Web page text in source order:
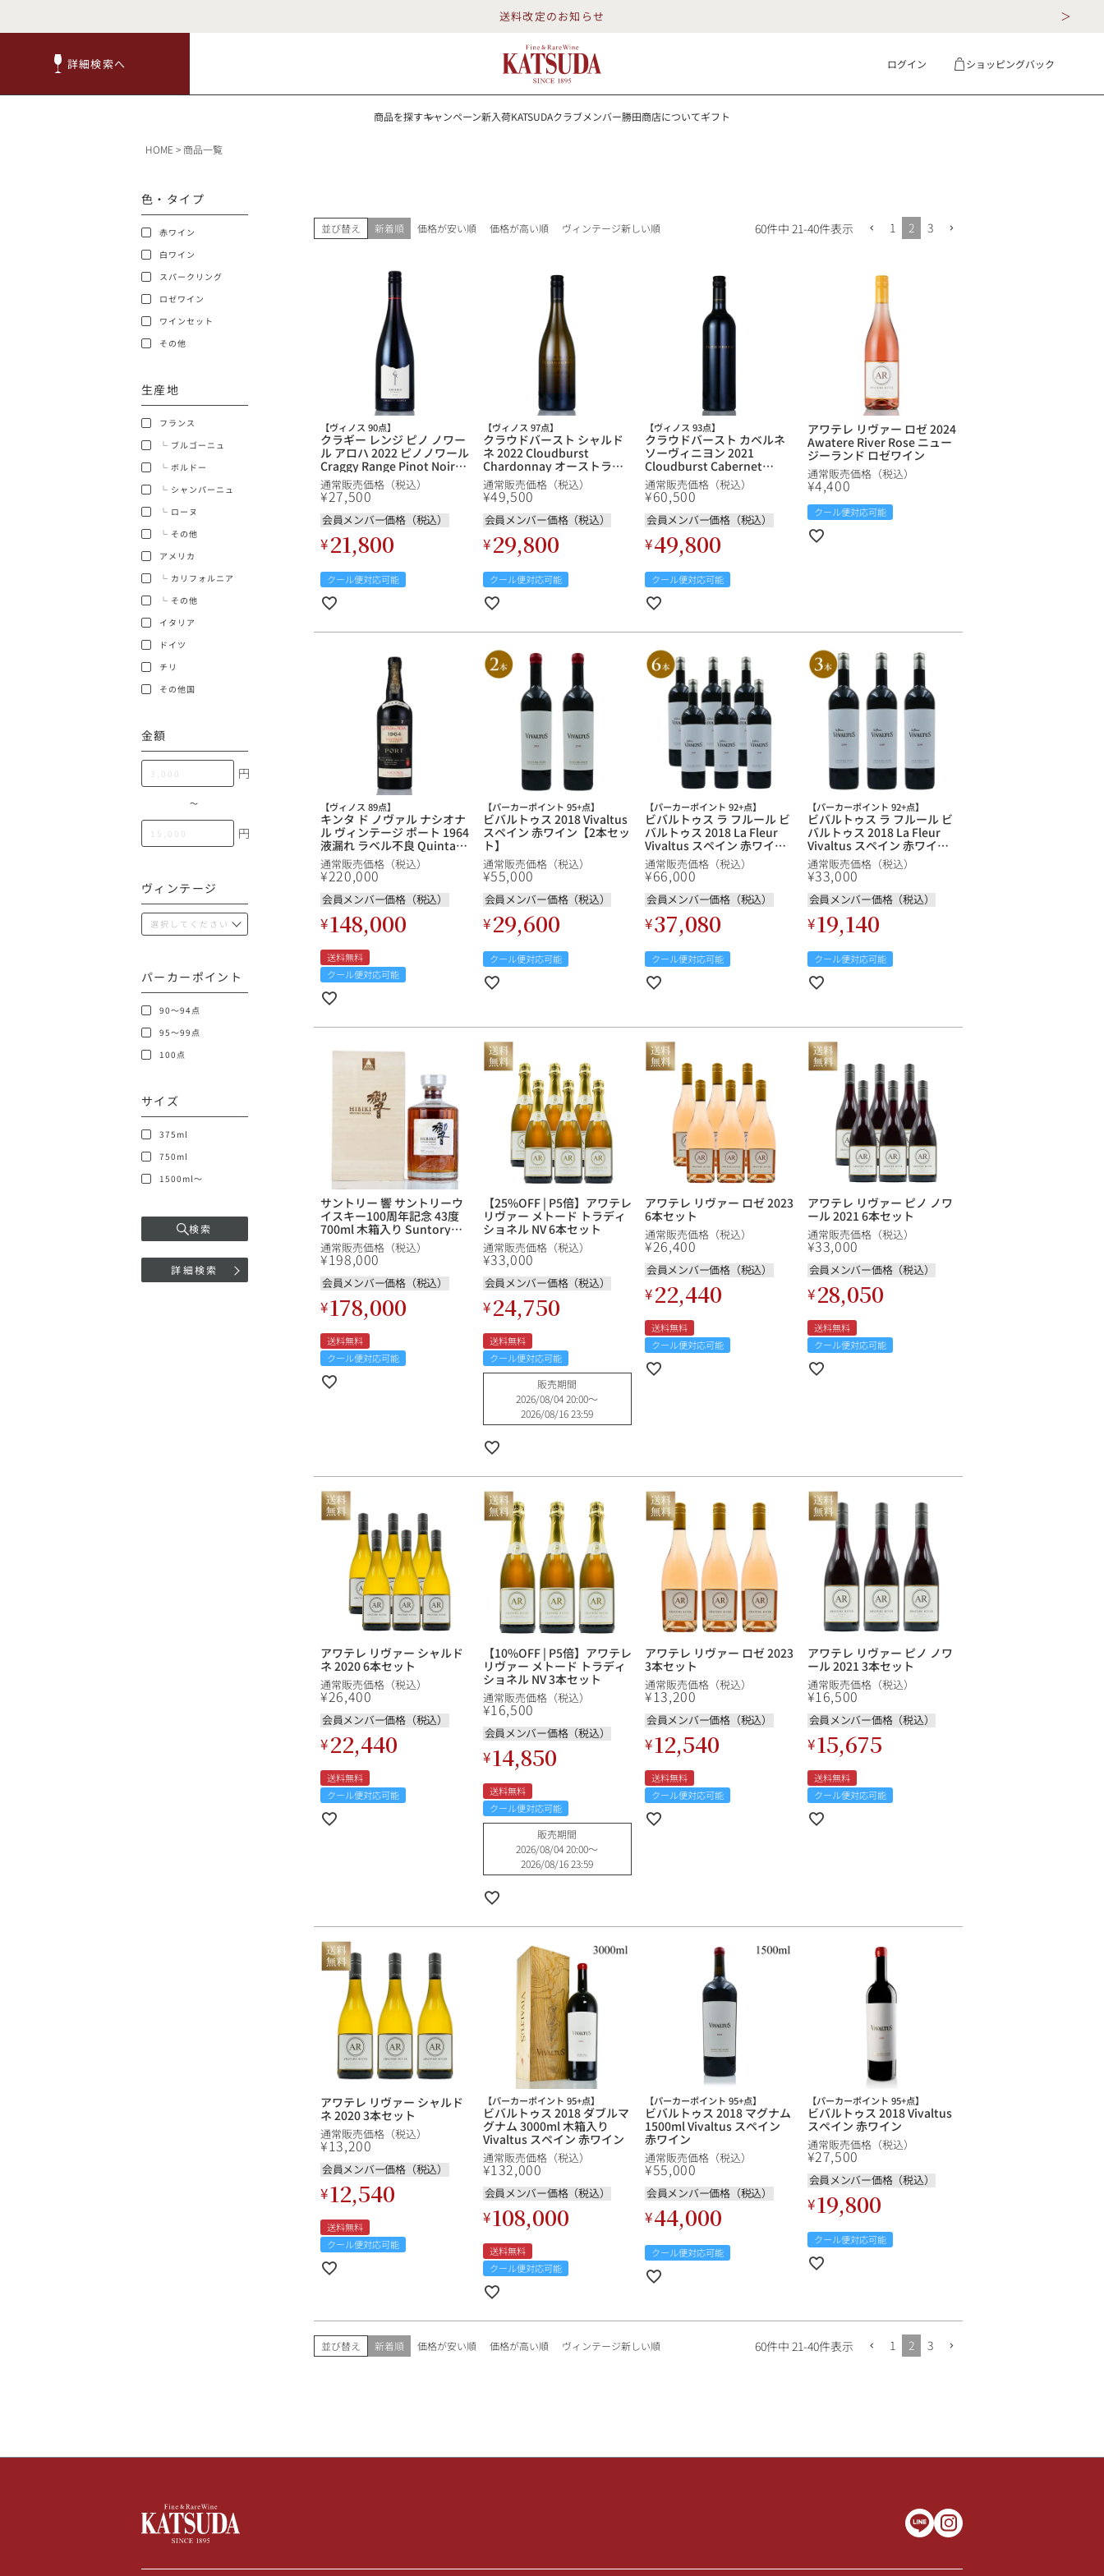
送料改定のお知らせ
詳細検索へ ログイン ショッピングバック
商品を探すキャンペーン新入荷KATSUDAクラブメンバー勝田商店についてギフト
送料改定のお知らせ
詳細検索する
勝田商店について
ギフトラッピング
銘柄から探す
DRC ルロワ
サロン ルイ・ロデレール
スクリーミング・
イーグル
シャンパーニュ
カリフォルニア
その他
イタリア ドイツ
種類で探す
赤ワイン 白ワイン
スパークリング ロゼワイン
ワインセット
10,000円〜39,999円
100,000円〜199,999円
200,000円〜499,999円
500,000円〜
メルマガ
お問い合わせ
HOME 商品一覧
色・タイプ
赤ワイン
白ワイン
スパークリング
ロゼワイン
ワインセット
その他
生産地
フランス
└ ブルゴーニュ
└ ボルドー
└ シャンパーニュ
└ ローヌ
└ その他
アメリカ
└ カリフォルニア
└ その他
イタリア
ドイツ
チリ
その他国
金額
円
〜
円
ヴィンテージ
パーカーポイント
90～94点
95～99点
100点
サイズ
375ml
750ml
1500ml～
検索
詳細検索
並び替え 新着順 価格が安い順 価格が高い順 ヴィンテージ新しい順 60件中 21-40件表示 1 2 3
【ヴィノス 90点】
クラギー レンジ ピノ ノワー
ル アロハ 2022 ピノノワール
Craggy Range Pinot Noir
Aroha ニュージーランド 赤
ワイン
通常販売価格（税込）
¥27,500
会員メンバー価格（税込）
¥21,800
クール便対応可能
【ヴィノス 97点】
クラウドバースト シャルド
ネ 2022 Cloudburst
Chardonnay オーストラリ
ア 白ワイン
通常販売価格（税込）
¥49,500
会員メンバー価格（税込）
¥29,800
クール便対応可能
【ヴィノス 93点】
クラウドバースト カベルネ
ソーヴィニヨン 2021
Cloudburst Cabernet
Sauvignon オーストラリア
赤ワイン
通常販売価格（税込）
¥60,500
会員メンバー価格（税込）
¥49,800
クール便対応可能
アワテレ リヴァー ロゼ 2024
Awatere River Rose ニュー
ジーランド ロゼワイン
通常販売価格（税込）
¥4,400
クール便対応可能
【ヴィノス 89点】
キンタ ド ノヴァル ナシオナ
ル ヴィンテージ ポート 1964
液漏れ ラベル不良 Quinta
do Noval Nacional Vintage
Port ポルトガル 赤ワイン
【ol】
通常販売価格（税込）
¥220,000
会員メンバー価格（税込）
¥148,000
送料無料
クール便対応可能
【パーカーポイント 95+点】
ビバルトゥス 2018 Vivaltus
スペイン 赤ワイン【2本セッ
ト】
通常販売価格（税込）
¥55,000
会員メンバー価格（税込）
¥29,600
クール便対応可能
【パーカーポイント 92+点】
ビバルトゥス ラ フルール ビ
バルトゥス 2018 La Fleur
Vivaltus スペイン 赤ワイン
【6本セット】
通常販売価格（税込）
¥66,000
会員メンバー価格（税込）
¥37,080
クール便対応可能
【パーカーポイント 92+点】
ビバルトゥス ラ フルール ビ
バルトゥス 2018 La Fleur
Vivaltus スペイン 赤ワイン
【3本セット】
通常販売価格（税込）
¥33,000
会員メンバー価格（税込）
¥19,140
クール便対応可能
サントリー 響 サントリーウ
イスキー100周年記念 43度
700ml 木箱入り Suntory
Hibiki 100th Anniversary
Blend 日本 ウイスキー
通常販売価格（税込）
¥198,000
会員メンバー価格（税込）
¥178,000
送料無料
クール便対応可能
【25%OFF | P5倍】アワテレ
リヴァー メトード トラディ
ショネル NV 6本セット
通常販売価格（税込）
¥33,000
会員メンバー価格（税込）
¥24,750
送料無料
クール便対応可能
販売期間
2026/08/04 20:00〜
2026/08/16 23:59
アワテレ リヴァー ロゼ 2023
6本セット
通常販売価格（税込）
¥26,400
会員メンバー価格（税込）
¥22,440
送料無料
クール便対応可能
アワテレ リヴァー ピノ ノワ
ール 2021 6本セット
通常販売価格（税込）
¥33,000
会員メンバー価格（税込）
¥28,050
送料無料
クール便対応可能
アワテレ リヴァー シャルド
ネ 2020 6本セット
通常販売価格（税込）
¥26,400
会員メンバー価格（税込）
¥22,440
送料無料
クール便対応可能
【10%OFF | P5倍】アワテレ
リヴァー メトード トラディ
ショネル NV 3本セット
通常販売価格（税込）
¥16,500
会員メンバー価格（税込）
¥14,850
送料無料
クール便対応可能
販売期間
2026/08/04 20:00〜
2026/08/16 23:59
アワテレ リヴァー ロゼ 2023
3本セット
通常販売価格（税込）
¥13,200
会員メンバー価格（税込）
¥12,540
送料無料
クール便対応可能
アワテレ リヴァー ピノ ノワ
ール 2021 3本セット
通常販売価格（税込）
¥16,500
会員メンバー価格（税込）
¥15,675
送料無料
クール便対応可能
アワテレ リヴァー シャルド
ネ 2020 3本セット
通常販売価格（税込）
¥13,200
会員メンバー価格（税込）
¥12,540
送料無料
クール便対応可能
【パーカーポイント 95+点】
ビバルトゥス 2018 ダブルマ
グナム 3000ml 木箱入り
Vivaltus スペイン 赤ワイン
通常販売価格（税込）
¥132,000
会員メンバー価格（税込）
¥108,000
送料無料
クール便対応可能
【パーカーポイント 95+点】
ビバルトゥス 2018 マグナム
1500ml Vivaltus スペイン
赤ワイン
通常販売価格（税込）
¥55,000
会員メンバー価格（税込）
¥44,000
クール便対応可能
【パーカーポイント 95+点】
ビバルトゥス 2018 Vivaltus
スペイン 赤ワイン
通常販売価格（税込）
¥27,500
会員メンバー価格（税込）
¥19,800
クール便対応可能
並び替え 新着順 価格が安い順 価格が高い順 ヴィンテージ新しい順 60件中 21-40件表示 1 2 3